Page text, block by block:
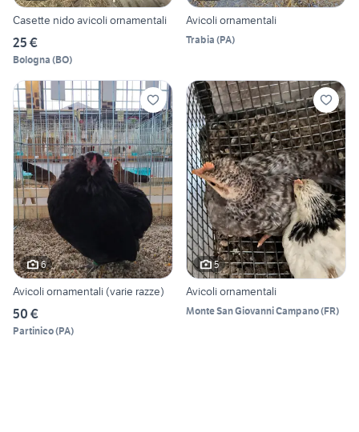
Casette nido avicoli ornamentali
25 €
Bologna (BO)
Avicoli ornamentali
Trabia (PA)
6
Avicoli ornamentali (varie razze)
50 €
Partinico(PA)
5
Avicoli ornamentali
Monte San Giovanni Campano(FR)